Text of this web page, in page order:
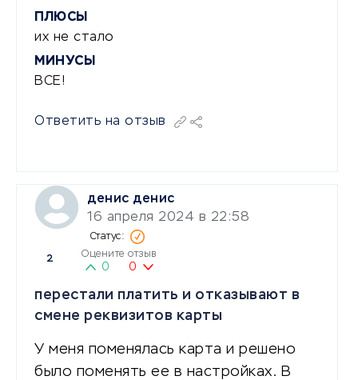
ПЛЮСЫ
их не стало
МИНУСЫ
ВСЕ!
Ответить на отзыв
денис денис
16 апреля 2024 в 22:58
2 Оцените отзыв
0 0
перестали платить и отказывают в
смене реквизитов карты
У меня поменялась карта и решено
было поменять ее в настройках. В